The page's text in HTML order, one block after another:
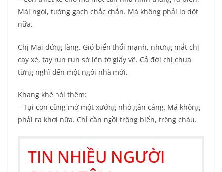
Mái ngói, tường gạch chắc chắn. Má không phải lo dột
nữa.
Chị Mai đứng lặng. Gió biển thổi mạnh, nhưng mắt chị
cay xè, tay run run sờ lên tờ giấy vẽ. Cả đời chị chưa
từng nghĩ đến một ngôi nhà mới.
Khang khẽ nói thêm:
– Tụi con cũng mở một xưởng nhỏ gần cảng. Má không
phải ra khơi nữa. Chỉ cần ngồi trông biển, trông cháu.
TIN NHIỀU NGƯỜI